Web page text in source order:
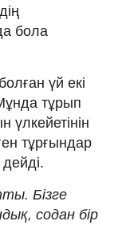
бола
үй екі
тұрып
үлкейетінін
тұрғындар
Бізге
содан бір